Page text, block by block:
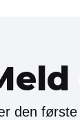
den første